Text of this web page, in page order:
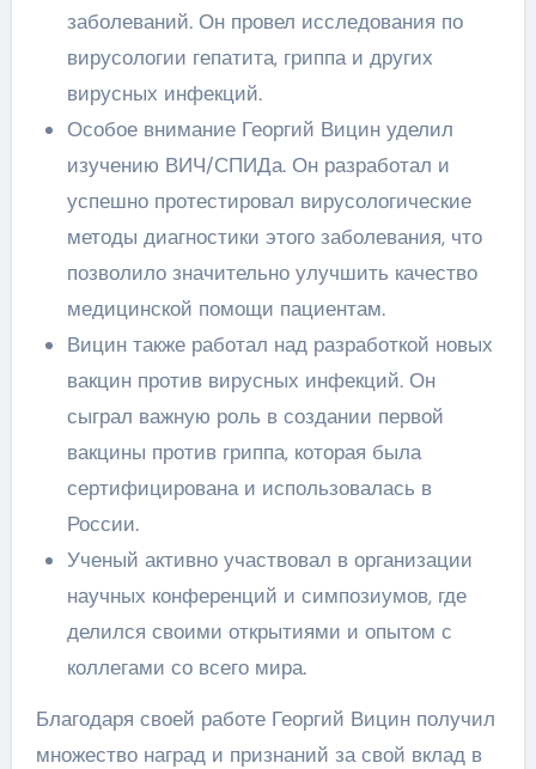
заболеваний. Он провел исследования по
вирусологии гепатита, гриппа и других
вирусных инфекций.
Особое внимание Георгий Вицин уделил
изучению ВИЧ/СПИДа. Он разработал и
успешно протестировал вирусологические
методы диагностики этого заболевания, что
позволило значительно улучшить качество
медицинской помощи пациентам.
Вицин также работал над разработкой новых
вакцин против вирусных инфекций. Он
сыграл важную роль в создании первой
вакцины против гриппа, которая была
сертифицирована и использовалась в
России.
Ученый активно участвовал в организации
научных конференций и симпозиумов, где
делился своими открытиями и опытом с
коллегами со всего мира.
Благодаря своей работе Георгий Вицин получил
множество наград и признаний за свой вклад в